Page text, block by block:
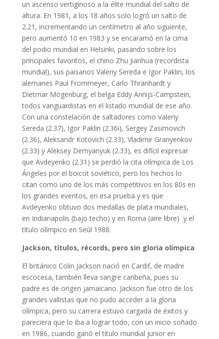
un ascenso vertiginoso a la élite mundial del salto de
altura. En 1981, a los 18 años solo logró un salto de
2.21, incrementando un centímetro al año siguiente,
pero aumentó 10 en 1983 y se encaramó en la cima
del podio mundial en Helsinki, pasando sobre los
principales favoritos, el chino Zhu Jianhua (recordista
mundial), sus paisanos Valeriy Sereda e Igor Paklin, los
alemanes Paul Frommeyer, Carlo Thränhardt y
Dietmar Mögenburg, el belga Eddy Annijs-Campstein,
todos vanguardistas en el listado mundial de ese año.
Con una constelación de saltadores como Valeriy
Sereda (2.37), Igor Paklin (2.36i), Sergey Zasimovich
(2.36), Aleksandr Kotovich (2.33), Vladimir Granyenkov
(2.33) y Aleksey Demyanyuk (2.33), es difícil expresar
que Avdeyenko (2.31) se perdió la cita olímpica de Los
Ángeles por el boicot soviético, pero los hechos lo
citan como uno de los más competitivos en los 80s en
los grandes eventos, en esa prueba y es que
Avdeyenko obtuvo dos medallas de plata mundiales,
en Indianapolis (bajo techo) y en Roma (aire libre) y el
título olímpico en Seúl 1988.
Jackson, títulos, récords, pero sin gloria olímpica
El británico Colin Jackson nació en Cardif, de madre
escocesa, también lleva sangre caribeña, pues su
padre es de origen jamaicano. Jackson fue otro de los
grandes vallistas que no pudo acceder a la gloria
olímpica, pero su carrera estuvo cargada de éxitos y
pareciera que lo iba a lograr todo, con un inicio soñado
en 1986, cuando ganó el título mundial junior en